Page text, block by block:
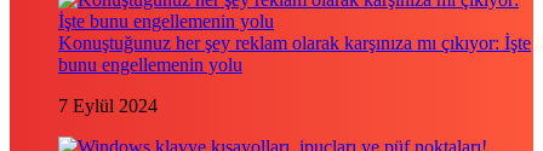
Konuştuğunuz her şey reklam olarak karşınıza mı çıkıyor: İşte
bunu engellemenin yolu
7 Eylül 2024